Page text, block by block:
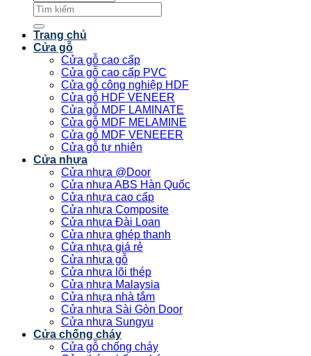
Tìm
kiếm:
Trang chủ
Cửa gỗ
Cửa gỗ cao cấp
Cửa gỗ cao cấp PVC
Cửa gỗ công nghiệp HDF
Cửa gỗ HDF VENEER
Cửa gỗ MDF LAMINATE
Cửa gỗ MDF MELAMINE
Cửa gỗ MDF VENEEER
Cửa gỗ tự nhiên
Cửa nhựa
Cửa nhựa @Door
Cửa nhựa ABS Hàn Quốc
Cửa nhựa cao cấp
Cửa nhựa Composite
Cửa nhựa Đài Loan
Cửa nhựa ghép thanh
Cửa nhựa giá rẻ
Cửa nhựa gỗ
Cửa nhựa lõi thép
Cửa nhựa Malaysia
Cửa nhựa nhà tắm
Cửa nhựa Sài Gòn Door
Cửa nhựa Sungyu
Cửa chống cháy
Cửa gỗ chống cháy